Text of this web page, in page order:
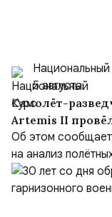
Национальный
5 августа
Самолёт-
Artemis II
Чёрным морем
Об этом
на анализ